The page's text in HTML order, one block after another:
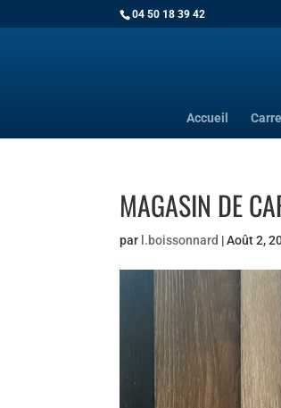
04 50 18 39 42
Accueil
MAGASIN DE
par l.boissonnard |Août 2,